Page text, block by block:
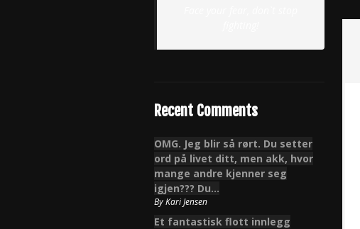
Recent Comments
OMG. Jeg blir så rørt. Du setter
ord på livet ditt, men akk, hvor
mange andre kjenner seg
igjen??? Du…
ByKari Jensen
Et fantastisk flott innlegg